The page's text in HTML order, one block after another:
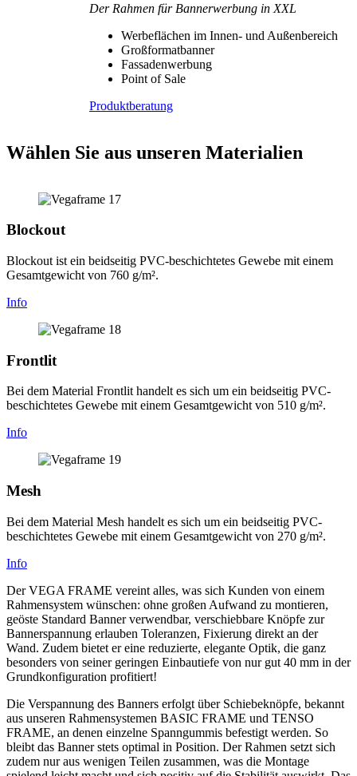
Der Rahmen für Bannerwerbung in XXL
Werbeflächen im Innen- und Außenbereich
Großformatbanner
Fassadenwerbung
Point of Sale
Produktberatung
Wählen Sie aus unseren Materialien
Blockout
Blockout ist ein beidseitig PVC-beschichtetes Gewebe mit einem
Gesamtgewicht von 760 g/m².
Info
Frontlit
Bei dem Material Frontlit handelt es sich um ein beidseitig PVC-
beschichtetes Gewebe mit einem Gesamtgewicht von 510 g/m².
Info
Mesh
Bei dem Material Mesh handelt es sich um ein beidseitig PVC-
beschichtetes Gewebe mit einem Gesamtgewicht von 270 g/m².
Info
Der VEGA FRAME vereint alles, was sich Kunden von einem
Rahmensystem wünschen: ohne großen Aufwand zu montieren,
geöste Standard Banner verwendbar, verschiebbare Knöpfe zur
Bannerspannung erlauben Toleranzen, Fixierung direkt an der
Wand. Zudem bietet er eine reduzierte, elegante Optik, die ganz
besonders von seiner geringen Einbautiefe von nur gut 40 mm in der
Grundkonfiguration profitiert!
Die Verspannung des Banners erfolgt über Schiebeknöpfe, bekannt
aus unseren Rahmensystemen BASIC FRAME und TENSO
FRAME, an denen einzelne Spanngummis befestigt werden. So
bleibt das Banner stets optimal in Position. Der Rahmen setzt sich
zudem nur aus wenigen Teilen zusammen, was die Montage